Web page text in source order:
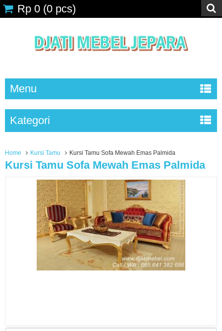
Rp 0 (0 pcs)
Menu
Kategori
Home Kursi Tamu Kursi Tamu Sofa Mewah Emas Palmida
Kursi Tamu Sofa Mewah Emas Palmida